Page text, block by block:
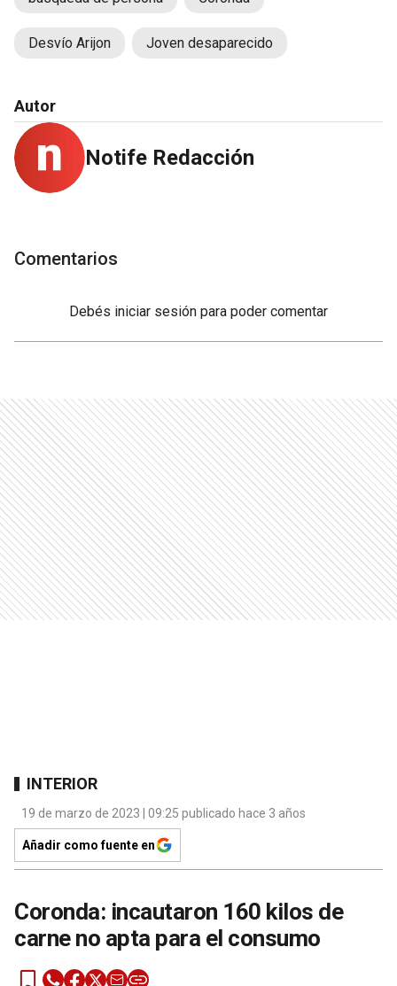
Desvío Arijon Joven desaparecido
Autor
Notife Redacción
Comentarios
Debés iniciar sesión para poder comentar
INTERIOR
19 de marzo de 2023 | 09:25 publicado hace 3 años
Añadir como fuente en
Coronda: incautaron 160 kilos de
carne no apta para el consumo